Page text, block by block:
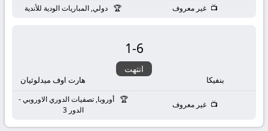
غير معروف دولي, المباريات الودية للأندية
بنفيكا
6
-
1
انتهت
هارت اوف ميدلوثيان
غير معروف
أوروبا, تصفيات الدوري الاوروبي -
الدور 3